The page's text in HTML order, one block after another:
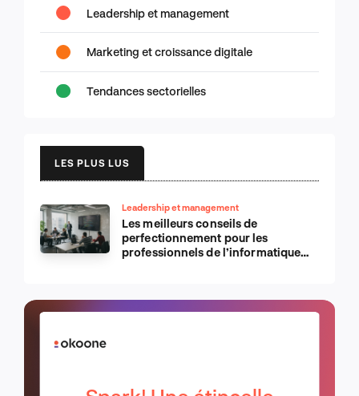
Leadership et management
Marketing et croissance digitale
Tendances sectorielles
LES PLUS LUS
Leadership et management
Les meilleurs conseils de
perfectionnement pour les
professionnels de l’informatique